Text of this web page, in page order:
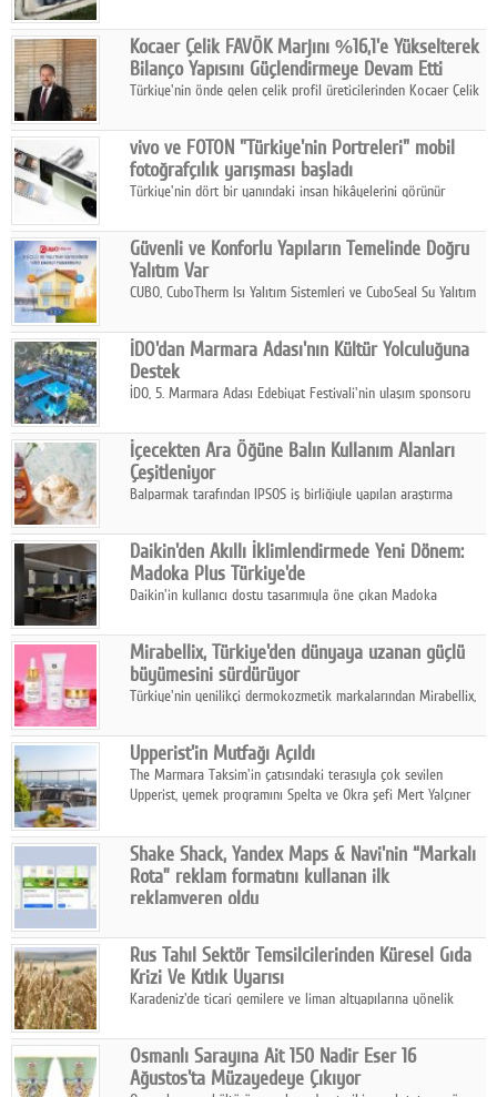
hasılatıyla Türkiye'nin en büyük 83. firması oldu.
Kocaer Çelik FAVÖK Marjını %16,1'e Yükselterek
Bilanço Yapısını Güçlendirmeye Devam Etti
Türkiye'nin önde gelen çelik profil üreticilerinden Kocaer Çelik
Çelik FAVÖK Marjını %16,1'e yükseltti.
vivo ve FOTON "Türkiye'nin Portreleri" mobil
fotoğrafçılık yarışması başladı
Türkiye'nin dört bir yanındaki insan hikâyelerini görünür
insanını, kültürünü ve yaşamını portre fotoğraflarıyla
anlatmaya davet ediyor.
Güvenli ve Konforlu Yapıların Temelinde Doğru
Yalıtım Var
CUBO, CuboTherm Isı Yalıtım Sistemleri ve CuboSeal Su Yalıtım
ve sürdürülebilir çözümler sunuyor.
İDO'dan Marmara Adası'nın Kültür Yolculuğuna
Destek
İDO, 5. Marmara Adası Edebiyat Festivali'nin ulaşım sponsoru
ettiriyor.
İçecekten Ara Öğüne Balın Kullanım Alanları
Çeşitleniyor
Balparmak tarafından IPSOS iş birliğiyle yapılan araştırma
ıhlamur gibi içeceklerde tercih ettiğini ortaya koyuyor.
Daikin'den Akıllı İklimlendirmede Yeni Dönem:
Madoka Plus Türkiye'de
Daikin'in kullanıcı dostu tasarımıyla öne çıkan Madoka
kontrol ünitesi Madoka Plus Türkiye'de satışa sunuldu.
Mirabellix, Türkiye'den dünyaya uzanan güçlü
büyümesini sürdürüyor
Türkiye'nin yenilikçi dermokozmetik markalarından Mirabellix,
ürünleriyle hem yurt içinde hem de uluslararası pazarlarda
büyümesini sürdürüyor.
Upperist'in Mutfağı Açıldı
The Marmara Taksim'in çatısındaki terasıyla çok sevilen
Upperist, yemek programını Spelta ve Okra şefi Mert Yalçıner
Shake Shack, Yandex Maps & Navi'nin “Markalı
Rota” reklam formatını kullanan ilk
reklamveren oldu
artırmak amacıyla Cereyan Medya ve Yandex Ads iş birliğiyle
Yandex Maps & Navi'nin yeni "Markalı Rota" reklam formatını
kullanan ilk marka oldu.
Rus Tahıl Sektör Temsilcilerinden Küresel Gıda
Krizi Ve Kıtlık Uyarısı
Karadeniz'de ticari gemilere ve liman altyapılarına yönelik
geçirdi.
Osmanlı Sarayına Ait 150 Nadir Eser 16
Ağustos'ta Müzayedeye Çıkıyor